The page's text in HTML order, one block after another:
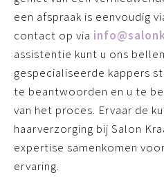
een afspraak is eenvoudig
contact op via
assistentie kunt u ons
gespecialiseerde kappers
te beantwoorden en u te
van het proces. Ervaar de
haarverzorging bij Salon
expertise samenkomen
ervaring.